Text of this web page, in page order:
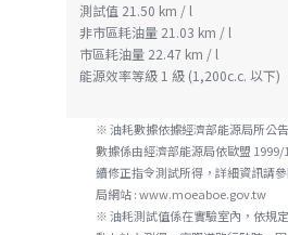
測試值 21.50 km / l
非市區耗油量 21.03 km / l
市區耗油量 22.47 km / l
能源效率等級 1 級 (1,200c.c. 以下)
※ 油耗數據依據經濟部能源局所公
數據係由經濟部能源局依歐盟 1999/
續修正指令測試所得，詳細資訊請
局網站 :www.moeaboe.gov.tw
※ 油耗測試值係在實驗室內，依規